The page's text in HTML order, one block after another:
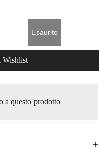
Esaurito
Wishlist
a questo prodotto